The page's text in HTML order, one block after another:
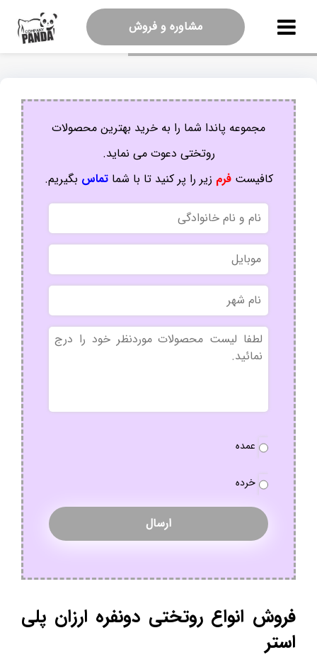
مشاوره و فروش
مجموعه پاندا شما را به خرید بهترین محصولات
روتختی دعوت می نماید.
کافیستفرم زیر را پر کنید تا با شماتماس بگیریم.
نام
و
نام
خانوادگی
موبایل
نام
شهر
بدون
عنوان
نوع
عمده
خرده
فروش انواع روتختی دونفره ارزان پلی
استر